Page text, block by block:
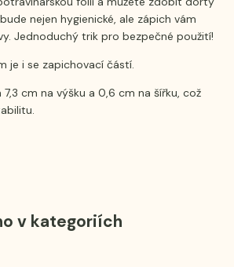
nejen hygienické, ale zápich vám
Jednoduchý trik pro bezpečné použití!
je i se zapichovací částí.
cm na výšku a 0,6 cm na šířku, což
v kategoriích